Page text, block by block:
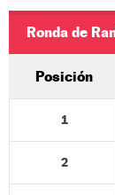
Ronda de
Posición
1
2